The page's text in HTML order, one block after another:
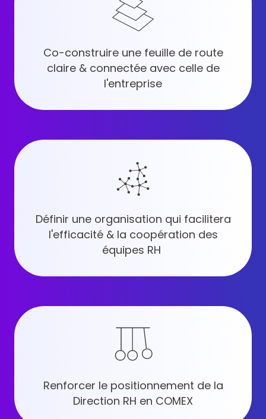
Co-construire une feuille de route
claire & connectée avec celle de
l'entreprise
Définir une organisation qui facilitera
l'efficacité & la coopération des
équipes RH
Renforcer le positionnement de la
Direction RH en COMEX